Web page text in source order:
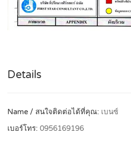
Details
Name / สนใจติดต่อได้ที่คุณ: เบนซ์
เบอร์โทร: 0956169196